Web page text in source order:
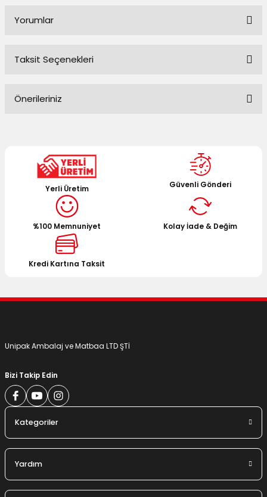
Yorumlar
Taksit Seçenekleri
Önerileriniz
kullanarak tarafımıza iletebilirsiniz.
Görüş ve önerileriniz için teşekkür ederiz.
Ürün resmi kalitesiz, bozuk veya görüntülenemiyor.
Ürün açıklamasında eksik bilgiler bulunuyor.
Ürün bilgilerinde hatalar bulunuyor.
Ürün fiyatı diğer sitelerden daha pahalı.
Bu ürüne benzer farklı alternatifler olmalı.
Yerli Üretim Güvenli Gönderi
%100 Memnuniyet Kolay İade & Değim
Kredi Kartına Taksit
Unipak Ambalaj ve Matbaa LTD ŞTİ
Bizi Takip Edin
Kategoriler
Yardım